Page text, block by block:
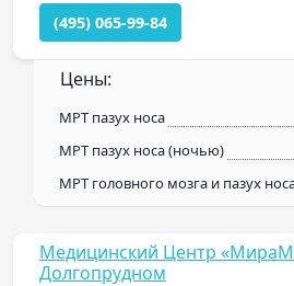
(495) 065-99-84
Цены:
МРТ пазух носа
МРТ пазух носа (ночью)
МРТ головного мозга и пазух
Медицинский Центр
Долгопрудном